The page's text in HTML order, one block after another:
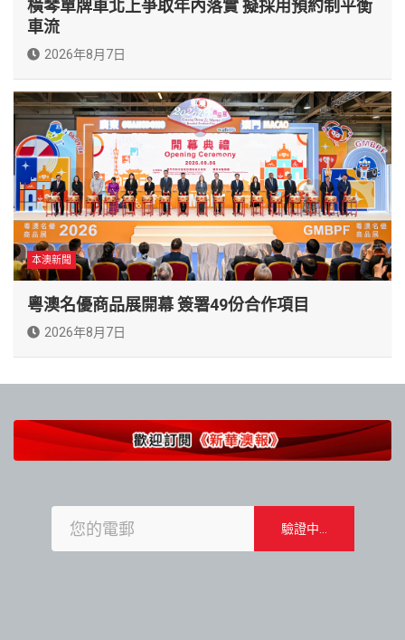
橫琴單牌車北上爭取年內落實 擬採用預約制平衡
車流
2026年8月7日
本澳新聞
粵澳名優商品展開幕 簽署49份合作項目
2026年8月7日